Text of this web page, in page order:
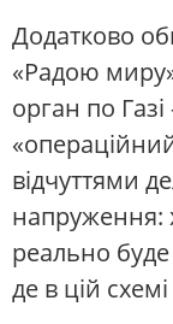
Додатково
«Радою
орган по
відчуттями
напруження:
реально
де в цій